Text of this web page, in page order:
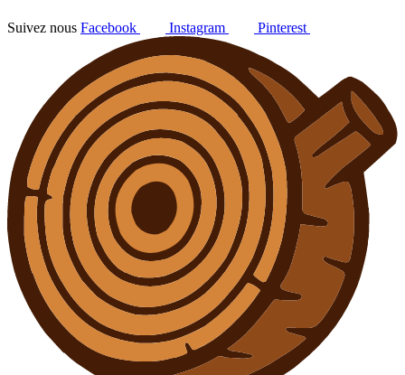
Suivez nous Facebook Instagram Pinterest